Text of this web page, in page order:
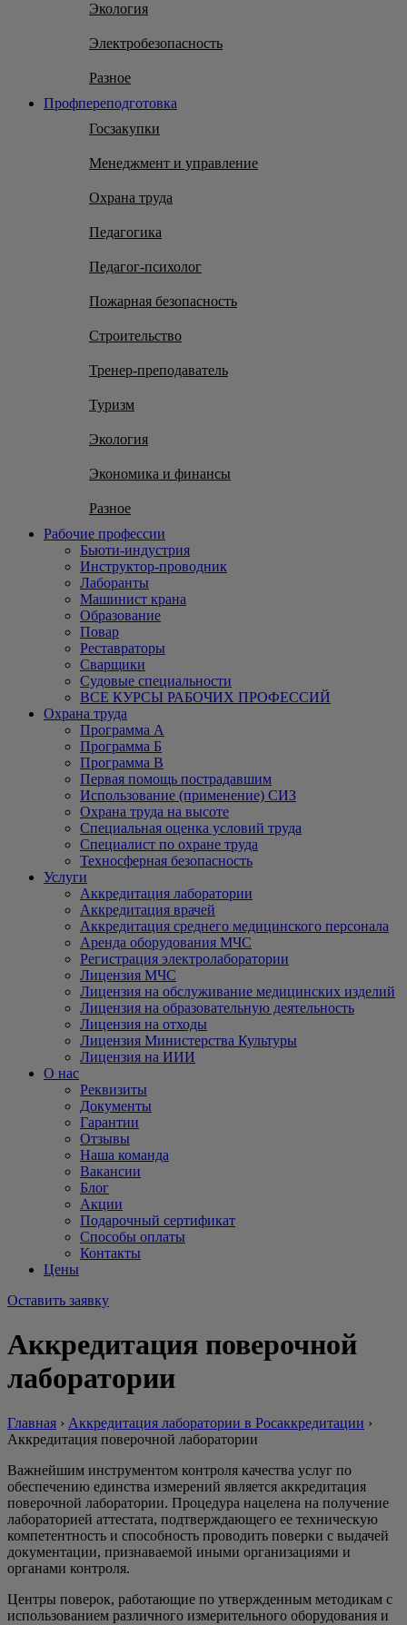
Экология
Электробезопасность
Разное
Профпереподготовка
Госзакупки
Менеджмент и управление
Охрана труда
Педагогика
Педагог-психолог
Пожарная безопасность
Строительство
Тренер-преподаватель
Туризм
Экология
Экономика и финансы
Разное
Рабочие профессии
Бьюти-индустрия
Инструктор-проводник
Лаборанты
Машинист крана
Образование
Повар
Реставраторы
Сварщики
Судовые специальности
ВСЕ КУРСЫ РАБОЧИХ ПРОФЕССИЙ
Охрана труда
Программа А
Программа Б
Программа В
Первая помощь пострадавшим
Использование (применение) СИЗ
Охрана труда на высоте
Специальная оценка условий труда
Специалист по охране труда
Техносферная безопасность
Услуги
Аккредитация лаборатории
Аккредитация врачей
Аккредитация среднего медицинского персонала
Аренда оборудования МЧС
Регистрация электролаборатории
Лицензия МЧС
Лицензия на обслуживание медицинских изделий
Лицензия на образовательную деятельность
Лицензия на отходы
Лицензия Министерства Культуры
Лицензия на ИИИ
О нас
Реквизиты
Документы
Гарантии
Отзывы
Наша команда
Вакансии
Блог
Акции
Подарочный сертификат
Способы оплаты
Контакты
Цены
Оставить заявку
Аккредитация поверочной
лаборатории
Главная › Аккредитация лаборатории в Росаккредитации ›
Аккредитация поверочной лаборатории
Важнейшим инструментом контроля качества услуг по
обеспечению единства измерений является аккредитация
поверочной лаборатории. Процедура нацелена на получение
лабораторией аттестата, подтверждающего ее техническую
компетентность и способность проводить поверки с выдачей
документации, признаваемой иными организациями и
органами контроля.
Центры поверок, работающие по утвержденным методикам с
использованием различного измерительного оборудования и